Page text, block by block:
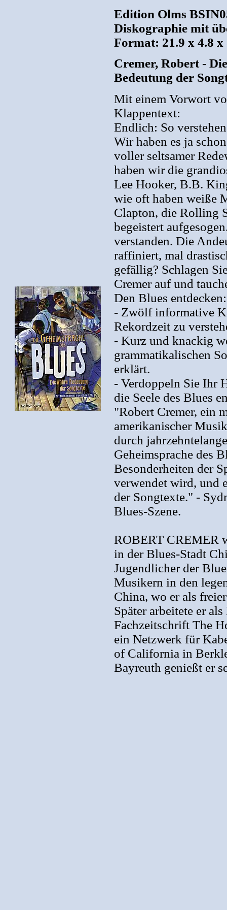
Edition Olms
Diskographie mit
Format: 21.9 x 4.8 x
Cremer, Robert -
Bedeutung der
Mit einem Vorwort
Klappentext:
Endlich: So
Wir haben es ja
voller seltsamer
haben wir die
Lee Hooker, B.B.
wie oft haben weiße
Clapton, die Rolling
begeistert
verstanden. Die
raffiniert, mal
gefällig? Schlagen
Cremer auf und
Den Blues entdecken:
- Zwölf informative
Rekordzeit zu
- Kurz und knackig
grammatikalischen
erklärt.
- Verdoppeln Sie Ihr
die Seele des Blues
"Robert Cremer, ein
amerikanischer
durch
Geheimsprache des
Besonderheiten der
verwendet wird, und
der Songtexte." -
Blues-Szene.
ROBERT CREMER
in der Blues-Stadt
Jugendlicher der
Musikern in den
China, wo er als
Später arbeitete er
Fachzeitschrift The
ein Netzwerk für
of California in
Bayreuth genießt er